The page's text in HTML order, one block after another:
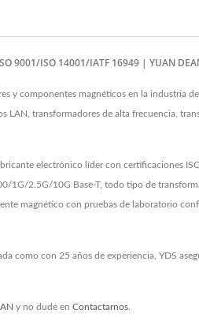
ISO 14001/IATF 16949 | YUAN
y componentes magnéticos en la industria
transformadores de alta frecuencia,
electrónico líder con certificaciones
1G/2.5G/10G Base-T, todo tipo de
magnético con pruebas de laboratorio
como con 25 años de experiencia, YDS
y no dude en Contactarnos